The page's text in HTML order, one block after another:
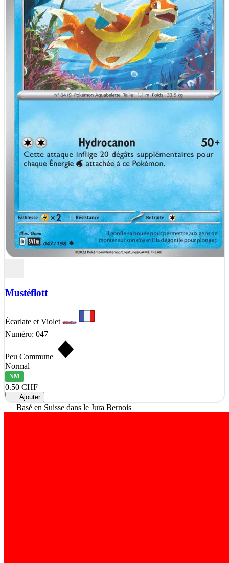
Mustéflott
Écarlate et Violet
Numéro: 047
Peu Commune
Normal
NM
0.50 CHF
Ajouter
Basé en Suisse dans le Jura Bernois